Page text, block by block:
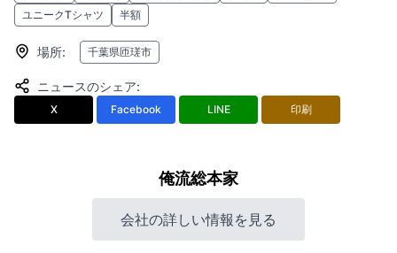
ユニークTシャツ
半額
場所: 千葉県匝瑳市
ニュースのシェア:
X Facebook LINE 印刷
俺流総本家
会社の詳しい情報を見る